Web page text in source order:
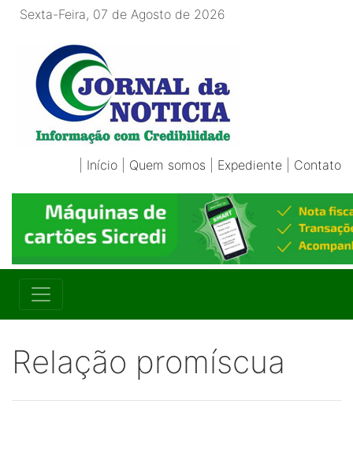
Sexta-Feira, 07 de Agosto de 2026
Início Quem somos Expediente Contato
Relação promíscua